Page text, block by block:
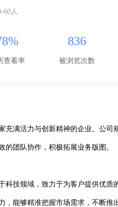
60人
查看率
836
被浏览次数
充满活力与创新精神的企业。公
的团队协作，积极拓展业务版图。
科技领域，致力于为客户提供优
，能够精准把握市场需求，不断推